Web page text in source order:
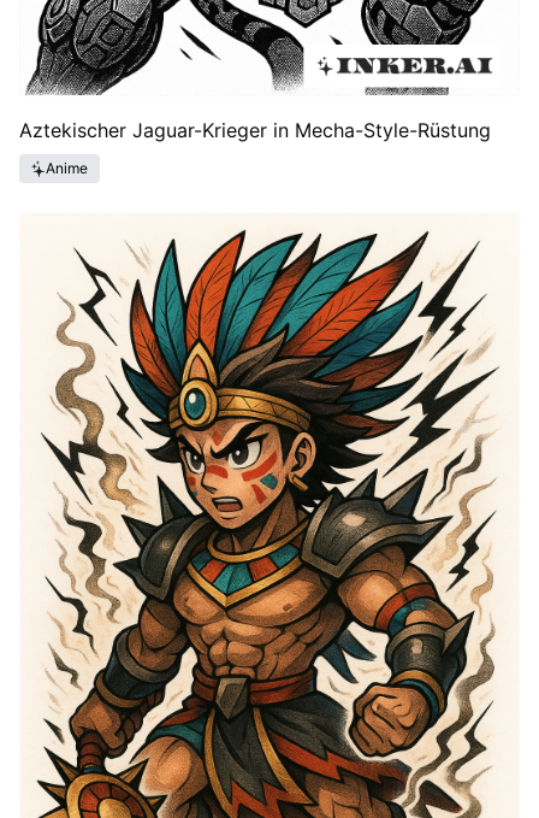
Aztekischer Jaguar-Krieger in Mecha-Style-Rüstung
Anime